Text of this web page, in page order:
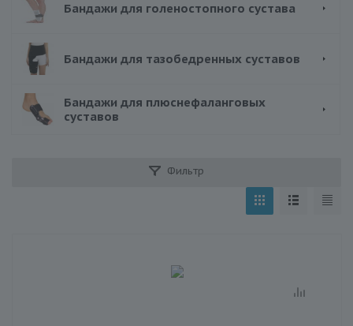
Бандажи для голеностопного сустава
Бандажи для тазобедренных суставов
Бандажи для плюснефаланговых
суставов
Фильтр